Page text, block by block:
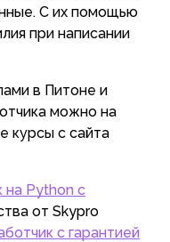
С их помощью
при написании
в Питоне и
можно на
курсы с сайта
на Python с
от Skypro
с гарантией